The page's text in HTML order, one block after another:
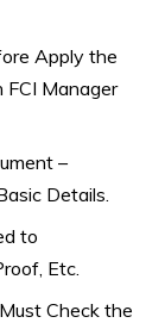
Apply the
FCI Manager
–
Details.
to
Etc.
Check the